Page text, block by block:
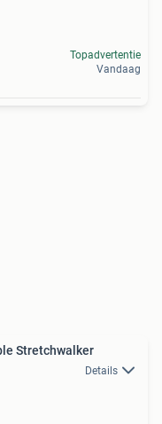
Topadvertentie
Vandaag
Stretchwalker
Details